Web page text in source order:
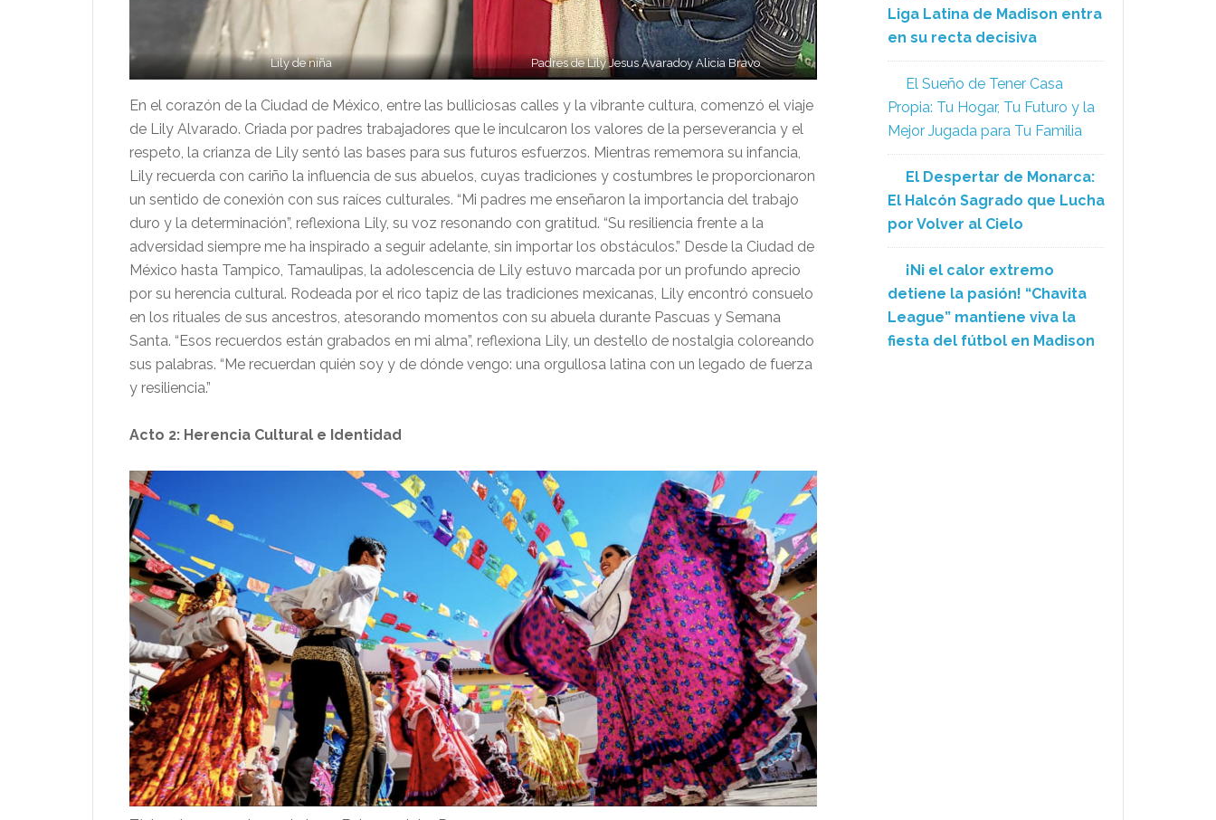
Lily de niña Padres de Lily Jesus Avaradoy Alicia Bravo
En el corazón de la Ciudad de México, entre las bulliciosas calles y la vibrante cultura, comenzó el viaje
de Lily Alvarado. Criada por padres trabajadores que le inculcaron los valores de la perseverancia y el
respeto, la crianza de Lily sentó las bases para sus futuros esfuerzos. Mientras rememora su infancia,
Lily recuerda con cariño la influencia de sus abuelos, cuyas tradiciones y costumbres le proporcionaron
un sentido de conexión con sus raíces culturales. “Mi padres me enseñaron la importancia del trabajo
duro y la determinación”, reflexiona Lily, su voz resonando con gratitud. “Su resiliencia frente a la
adversidad siempre me ha inspirado a seguir adelante, sin importar los obstáculos.” Desde la Ciudad de
México hasta Tampico, Tamaulipas, la adolescencia de Lily estuvo marcada por un profundo aprecio
por su herencia cultural. Rodeada por el rico tapiz de las tradiciones mexicanas, Lily encontró consuelo
en los rituales de sus ancestros, atesorando momentos con su abuela durante Pascuas y Semana
Santa. “Esos recuerdos están grabados en mi alma”, reflexiona Lily, un destello de nostalgia coloreando
sus palabras. “Me recuerdan quién soy y de dónde vengo: una orgullosa latina con un legado de fuerza
y resiliencia.”
Acto 2: Herencia Cultural e Identidad
Liga Latina de Madison entra
en su recta decisiva
El Sueño de Tener Casa
Propia: Tu Hogar, Tu Futuro y la
Mejor Jugada para Tu Familia
El Despertar de Monarca:
El Halcón Sagrado que Lucha
por Volver al Cielo
¡Ni el calor extremo
detiene la pasión! “Chavita
League” mantiene viva la
fiesta del fútbol en Madison